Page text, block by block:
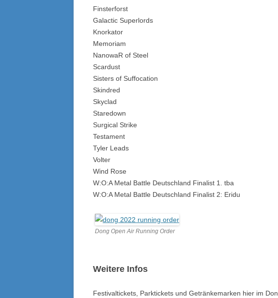
Finsterforst
Galactic Superlords
Knorkator
Memoriam
NanowaR of Steel
Scardust
Sisters of Suffocation
Skindred
Skyclad
Staredown
Surgical Strike
Testament
Tyler Leads
Volter
Wind Rose
W:O:A Metal Battle Deutschland Finalist 1. tba
W:O:A Metal Battle Deutschland Finalist 2: Eridu
Dong Open Air Running Order
Weitere Infos
Festivaltickets, Parktickets und Getränkemarken hier im